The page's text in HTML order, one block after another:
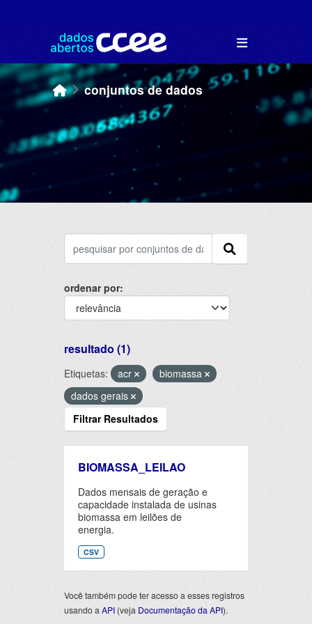
conjuntos de dados
ordenar por
resultado (1)
Etiquetas: acr
biomassa
dados gerais
Filtrar Resultados
BIOMASSA_LEILAO
Dados mensais de geração e
capacidade instalada de usinas
biomassa em leilões de
energia.
CSV
Você também pode ter acesso a esses registros
usando a API (veja Documentação da API).